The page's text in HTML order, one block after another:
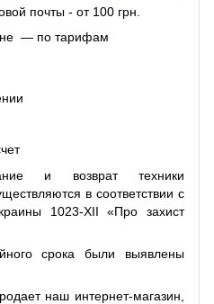
почты - от 100 грн.
— по тарифам
и возврат техники
в соответствии с
1023-XII «Про захист
срока были выявлены
наш интернет-магазин,